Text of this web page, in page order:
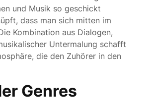
und Musik so geschickt
dass man sich mitten im
Kombination aus Dialogen,
Untermalung schafft
die den Zuhörer in den
Genres